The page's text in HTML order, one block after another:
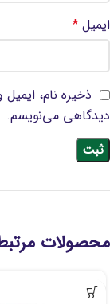
ایمیل *
ذخیره نام،
دیدگاهی می‌نویسم.
محصولات